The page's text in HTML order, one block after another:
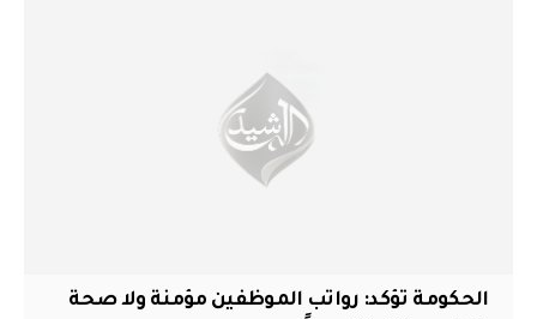
الحكومة تؤكد: رواتب الموظفين مؤمنة ولا صحة